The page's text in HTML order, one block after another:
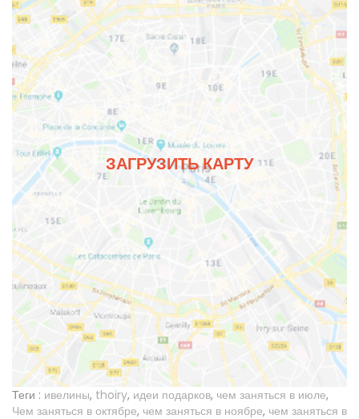
ЗАГРУЗИТЬ КАРТУ
Теги : ивелины, thoiry, идеи подарков, чем заняться в июле,
Чем заняться в октябре, чем заняться в ноябре, чем заняться в